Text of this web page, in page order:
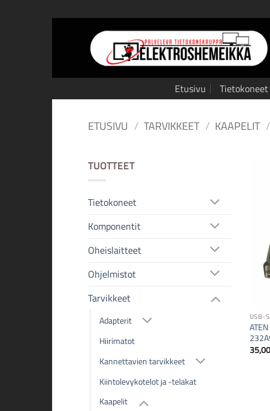
to
Etusivu Tietokoneet
ETUSIVU / TARVIKKEET / KAAPELIT /
TUOTTEET
Tietokoneet
Komponentit
Oheislaitteet
Ohjelmistot
Tarvikkeet
Adapterit
Hiirimatot
Kannettavien tarvikkeet
Kiintolevykotelot ja -telakat
Kaapelit
USB-
35,00